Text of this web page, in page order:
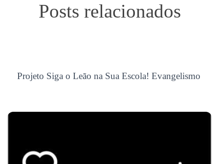
Posts relacionados
Projeto Siga o Leão na Sua Escola! Evangelismo